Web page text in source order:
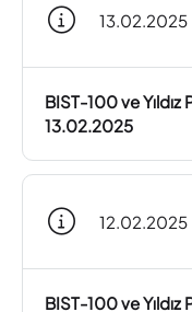
13.02.2025
BIST-100 ve
13.02.2025
12.02.2025
BIST-100 ve